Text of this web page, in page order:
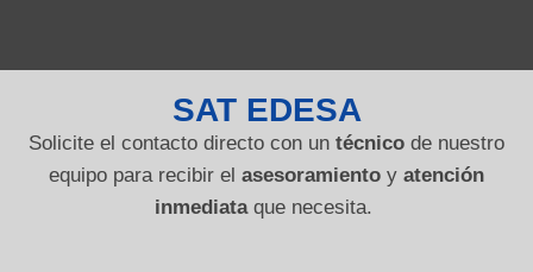
SAT EDESA
Solicite el contacto directo con un técnico de nuestro
equipo para recibir el asesoramiento y atención
inmediataque necesita.